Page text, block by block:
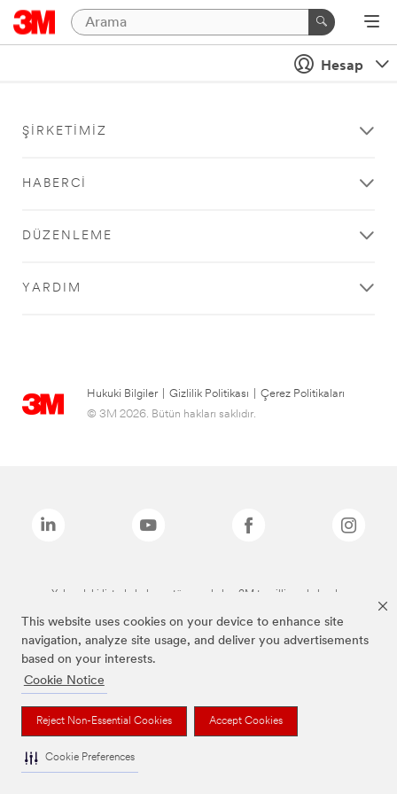
This website uses cookies on your device to enhance site
navigation, analyze site usage, and deliver you advertisements
based on your interests.
Cookie Notice
Reject Non-Essential Cookies Accept Cookies
Cookie Preferences
Hesap
ŞIRKETIMIZ
HABERCI
DÜZENLEME
YARDIM
Hukuki Bilgiler Gizlilik Politikası
Çerez Politikaları
© 3M 2026. Bütün hakları saklıdır.
Yukarıdaki listede bulunan tüm markalar, 3M tescilli markalarıdır.